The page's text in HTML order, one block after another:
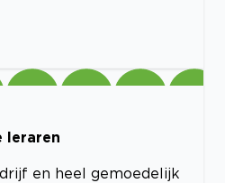
leraren
en heel gemoedelijk